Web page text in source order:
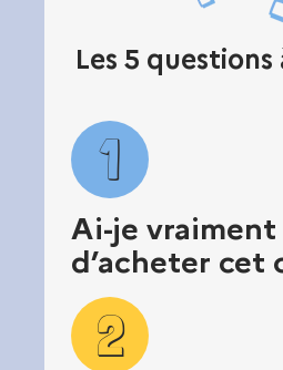
Les 5 questions
1
Ai-je vraiment
d’acheter cet
2